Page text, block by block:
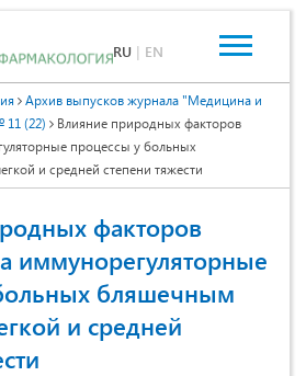
RU | EN
Архив выпусков журнала "Медицина и
(22)
Влияние природных факторов
процессы у больных
и средней степени тяжести
факторов
иммунорегуляторные
бляшечным
и средней